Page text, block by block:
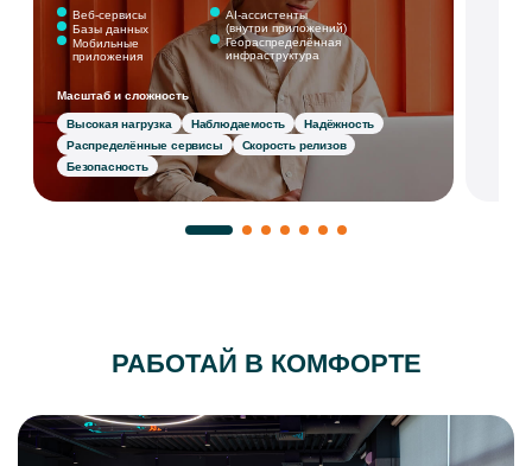
Веб‑сервисы
Базы данных
Мобильные
приложения
AI‑ассистенты
(внутри приложений)
Геораспределённая
инфраструктура
Масштаб и сложность
Высокая нагрузка
Наблюдаемость
Скорость релизов
Надёжность
Распределённые сервисы
Безопасность
РАБОТАЙ В КОМФОРТЕ